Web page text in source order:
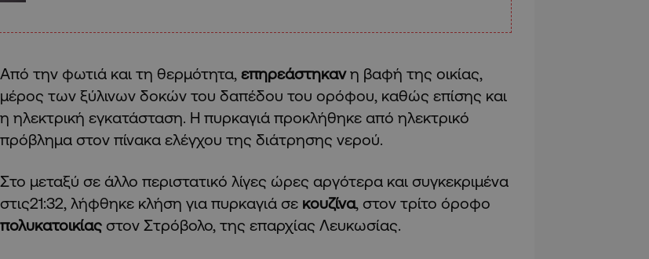
Από την φωτιά και τη θερμότητα, επηρεάστηκανη βαφή της οικίας,
μέρος των ξύλινων δοκών του δαπέδου του ορόφου, καθώς επίσης και
η ηλεκτρική εγκατάσταση. Η πυρκαγιά προκλήθηκε από ηλεκτρικό
πρόβλημα στον πίνακα ελέγχου της διάτρησης νερού.
Στο μεταξύ σε άλλο περιστατικό λίγες ώρες αργότερα και συγκεκριμένα
στις21:32, λήφθηκε κλήση για πυρκαγιά σε κουζίνα, στον τρίτο όροφο
πολυκατοικίας στον Στρόβολο, της επαρχίας Λευκωσίας.